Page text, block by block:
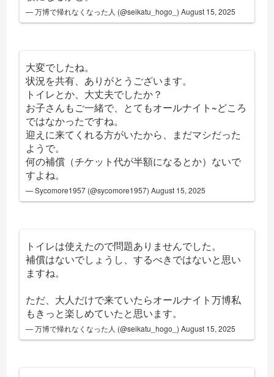
— 万博で帰れなくなった人 (@seikatu_hogo_)August 15, 2025
大変でしたね。
状況を共有、ありがとうございます。
トイレとか、大丈夫でしたか？
お子さんもご一緒で、とてもオールナイト~どころ
ではなかったですね。
迎えに来てくれる方がいたから、まだマシだった
ようで。
何の補償（チケット代が半額になるとか）ないで
すよね。
— Sycomore1957 (@sycomore1957)August 15, 2025
トイレは使えたので問題ありませんでした。
補償はないでしょうし、するべきではないと思い
ますね。
ただ、大人だけで来ていたらオールナイト万博私
もきっと楽しめていたと思います。
— 万博で帰れなくなった人 (@seikatu_hogo_)August 15, 2025